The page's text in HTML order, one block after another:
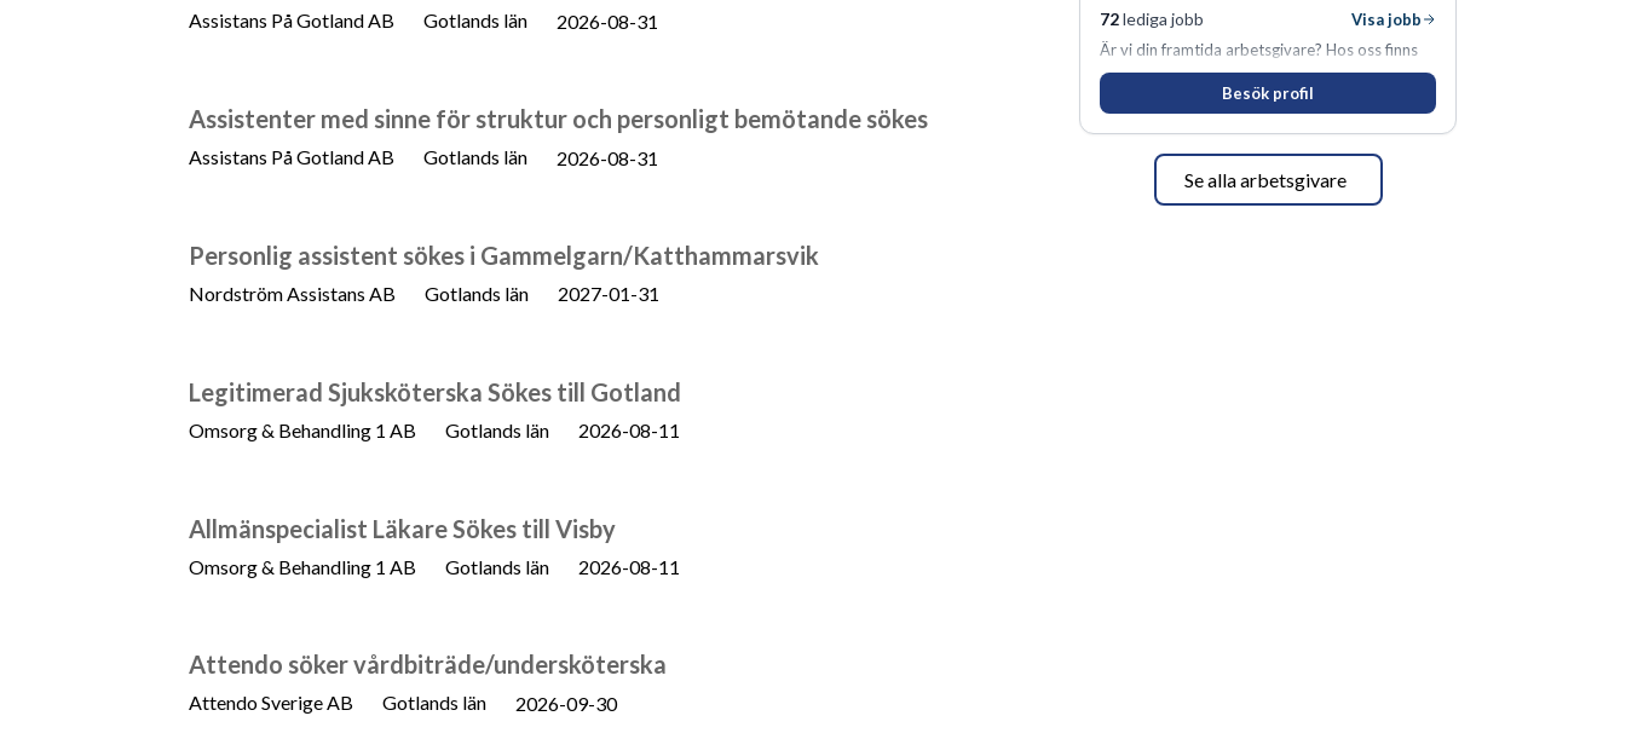
Assistans På Gotland AB Gotlands län 2026-08-31
Assistenter med sinne för struktur och personligt bemötande sökes
Assistans På Gotland AB Gotlands län 2026-08-31
Personlig assistent sökes i Gammelgarn/Katthammarsvik
Nordström Assistans AB Gotlands län 2027-01-31
Legitimerad Sjuksköterska Sökes till Gotland
Omsorg & Behandling 1 AB Gotlands län 2026-08-11
Allmänspecialist Läkare Sökes till Visby
Omsorg & Behandling 1 AB Gotlands län 2026-08-11
Attendo söker vårdbiträde/undersköterska
Attendo Sverige AB Gotlands län 2026-09-30
72lediga jobb
Visa jobb
Är vi din framtida arbetsgivare? Hos oss finns
engagemang, vilja och hjärta. Här uppmuntras
du alltid till utveckling! Vårt forskningsklimat är
oförskämt bra. Erfarna och engagerande
snabb takt. Här hittar du en av landets mest
spännande arbetsplatser!
Besök profil
Se alla arbetsgivare